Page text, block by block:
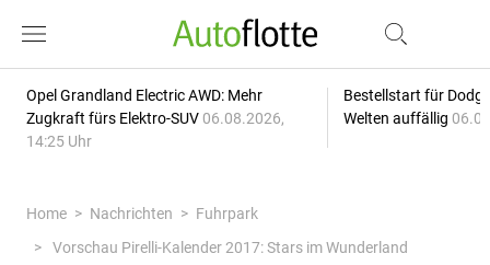
Opel Grandland Electric AWD: Mehr
Zugkraft fürs Elektro-SUV 06.08.2026,
14:25 Uhr
Bestellstart für
Welten auffällig
Home Nachrichten
Fuhrpark
Vorschau Pirelli-Kalender 2017: Stars im Wunderland